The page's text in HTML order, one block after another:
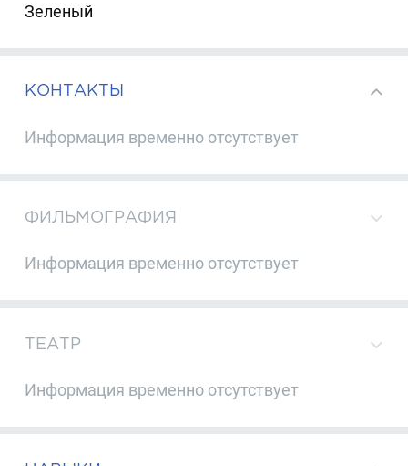
Зеленый
КОНТАКТЫ
Информация временно отсутствует
ФИЛЬМОГРАФИЯ
Информация временно отсутствует
ТЕАТР
Информация временно отсутствует